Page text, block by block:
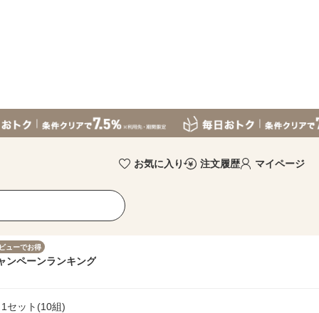
お気に入り 注文履歴 マイページ
ューでお得
ンペーンランキング
セット(10組)